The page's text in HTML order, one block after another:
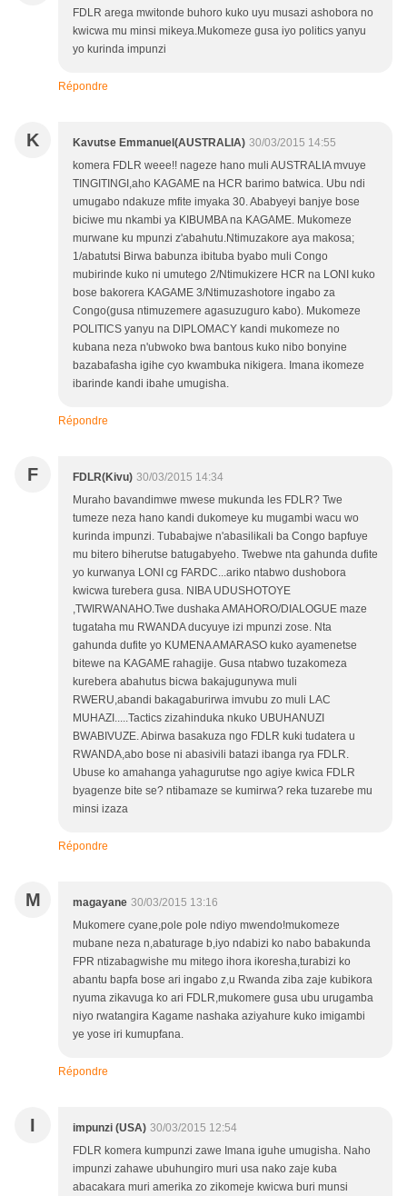
FDLR arega mwitonde buhoro kuko uyu musazi ashobora no
kwicwa mu minsi mikeya.Mukomeze gusa iyo politics yanyu
yo kurinda impunzi
Répondre
K Kavutse Emmanuel(AUSTRALIA) 30/03/2015 14:55
komera FDLR weee!! nageze hano muli AUSTRALIA mvuye
TINGITINGI,aho KAGAME na HCR barimo batwica. Ubu ndi
umugabo ndakuze mfite imyaka 30. Ababyeyi banjye bose
biciwe mu nkambi ya KIBUMBA na KAGAME. Mukomeze
murwane ku mpunzi z'abahutu.Ntimuzakore aya makosa;
1/abatutsi Birwa babunza ibituba byabo muli Congo
mubirinde kuko ni umutego 2/Ntimukizere HCR na LONI kuko
bose bakorera KAGAME 3/Ntimuzashotore ingabo za
Congo(gusa ntimuzemere agasuzuguro kabo). Mukomeze
POLITICS yanyu na DIPLOMACY kandi mukomeze no
kubana neza n'ubwoko bwa bantous kuko nibo bonyine
bazabafasha igihe cyo kwambuka nikigera. Imana ikomeze
ibarinde kandi ibahe umugisha.
Répondre
F FDLR(Kivu) 30/03/2015 14:34
Muraho bavandimwe mwese mukunda les FDLR? Twe
tumeze neza hano kandi dukomeye ku mugambi wacu wo
kurinda impunzi. Tubabajwe n'abasilikali ba Congo bapfuye
mu bitero biherutse batugabyeho. Twebwe nta gahunda dufite
yo kurwanya LONI cg FARDC...ariko ntabwo dushobora
kwicwa turebera gusa. NIBA UDUSHOTOYE
,TWIRWANAHO.Twe dushaka AMAHORO/DIALOGUE maze
tugataha mu RWANDA ducyuye izi mpunzi zose. Nta
gahunda dufite yo KUMENA AMARASO kuko ayamenetse
bitewe na KAGAME rahagije. Gusa ntabwo tuzakomeza
kurebera abahutus bicwa bakajugunywa muli
RWERU,abandi bakagaburirwa imvubu zo muli LAC
MUHAZI.....Tactics zizahinduka nkuko UBUHANUZI
BWABIVUZE. Abirwa basakuza ngo FDLR kuki tudatera u
RWANDA,abo bose ni abasivili batazi ibanga rya FDLR.
Ubuse ko amahanga yahagurutse ngo agiye kwica FDLR
byagenze bite se? ntibamaze se kumirwa? reka tuzarebe mu
minsi izaza
Répondre
M magayane 30/03/2015 13:16
Mukomere cyane,pole pole ndiyo mwendo!mukomeze
mubane neza n,abaturage b,iyo ndabizi ko nabo babakunda
FPR ntizabagwishe mu mitego ihora ikoresha,turabizi ko
abantu bapfa bose ari ingabo z,u Rwanda ziba zaje kubikora
nyuma zikavuga ko ari FDLR,mukomere gusa ubu urugamba
niyo rwatangira Kagame nashaka aziyahure kuko imigambi
ye yose iri kumupfana.
Répondre
I impunzi (USA) 30/03/2015 12:54
FDLR komera kumpunzi zawe Imana iguhe umugisha. Naho
impunzi zahawe ubuhungiro muri usa nako zaje kuba
abacakara muri amerika zo zikomeje kwicwa buri munsi